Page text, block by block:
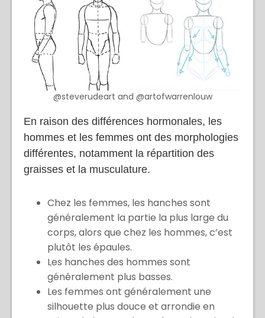
@steverudeart and @artofwarrenlouw
En raison des différences hormonales, les
hommes et les femmes ont des morphologies
différentes, notamment la répartition des
graisses et la musculature.
Chez les femmes, les hanches sont
généralement la partie la plus large du
corps, alors que chez les hommes, c’est
plutôt les épaules.
Les hanches des hommes sont
généralement plus basses.
Les femmes ont généralement une
silhouette plus douce et arrondie en